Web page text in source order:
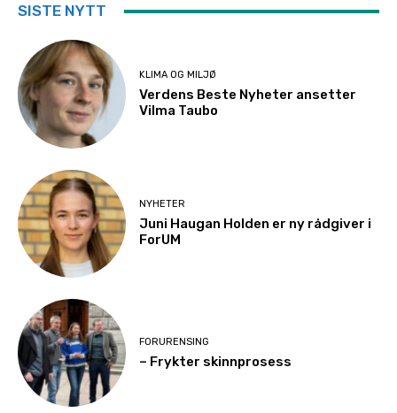
SISTE NYTT
KLIMA OG MILJØ
Verdens Beste Nyheter ansetter
Vilma Taubo
NYHETER
Juni Haugan Holden er ny rådgiver i
ForUM
FORURENSING
– Frykter skinnprosess